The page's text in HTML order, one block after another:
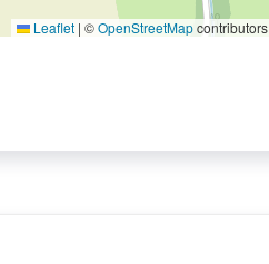
Leaflet | ©OpenStreetMapcontributors